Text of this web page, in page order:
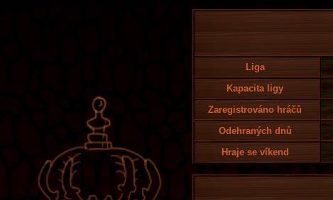
Liga
Kapacita ligy
Zaregistrováno hráčů
Odehraných dnů
Hraje se víkend